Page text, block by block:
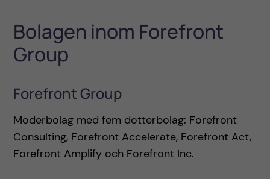
Bolagen inom Forefront
Group
Forefront Group
Moderbolag med fem dotterbolag: Forefront
Consulting, Forefront Accelerate, Forefront Act,
Forefront Amplify och Forefront Inc.